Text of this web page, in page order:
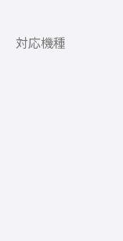
対応機種